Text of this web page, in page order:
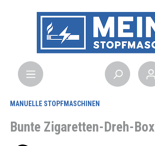
MANUELLE STOPFMASCHINEN
Bunte Zigaretten-Dreh-Box